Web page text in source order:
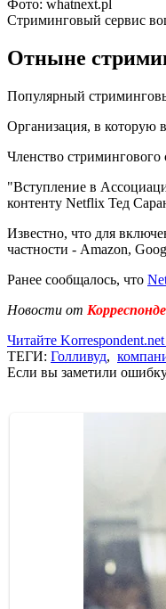
Фото: whatnext.pl
Стриминговый сервис
Отныне
Популярный
Организация, в которую
Членство
"Вступление в
контенту Netflix Тед
Известно, что для
частности - Amazon,
Ранее сообщалось, что
Новости от
Читайте
ТЕГИ: Голливуд,
Если вы заметили